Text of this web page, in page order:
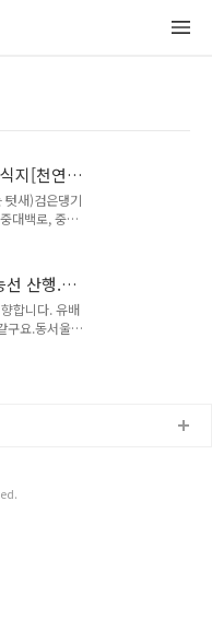
지[천연
해오라기,
06)
새)검은댕기
대백로, 중백
할미새 - 어
- 번식깃. 크
- 번식깃. 새
고 있습니다.
. 크롭 사진입
백로 - 번식
선 산행.
합니다. 유배
구요.동서울에
에서 출발하
봉 금마타
다. 해당화는